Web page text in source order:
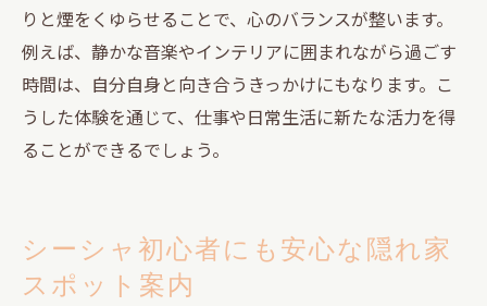
りと煙をくゆらせることで、心のバランスが整います。
例えば、静かな音楽やインテリアに囲まれながら過ごす
時間は、自分自身と向き合うきっかけにもなります。こ
うした体験を通じて、仕事や日常生活に新たな活力を得
ることができるでしょう。
シーシャ初心者にも安心な隠れ家
スポット案内